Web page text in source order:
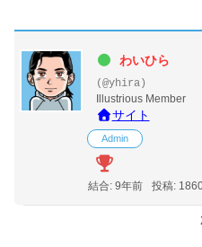
わいひら
(@yhira)
Illustrious Member
サイト
Admin
結合: 9年前 投稿: